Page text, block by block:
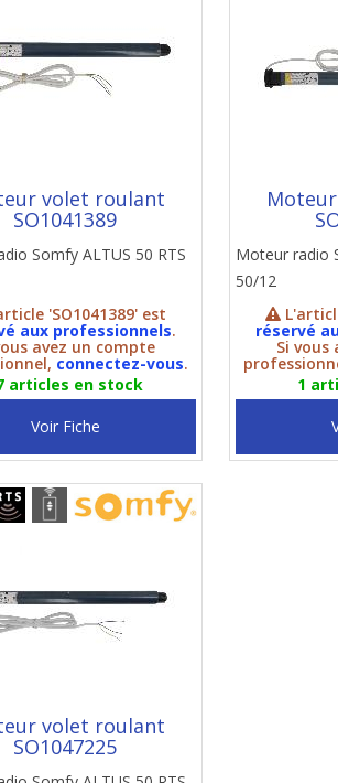
volet roulant
SO1041389
Somfy ALTUS 50 RTS
'SO1041389' est
aux professionnels.
avez un compte
connectez-vous.
articles en stock
Voir Fiche
Moteur radio
50/12
réservé
Si vous
1
volet roulant
SO1047225